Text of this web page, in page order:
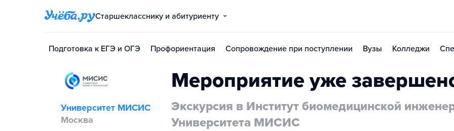
Старшекласснику и абитуриенту
Подготовка к ЕГЭ и ОГЭ Профориентация Сопровождение при поступлении Вузы Колледжи
Университет МИСИС
Москва
Мероприятие уже
Экскурсия в Институт биомедицинской
Университета МИСИС